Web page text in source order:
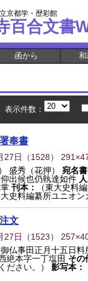
京都学・歴彩館
百合文書
函から 和
表示件数：
奉書
27日 （1528）
盛秀（花押） 宛名書
出候也仍執達如件
刊本：
（東大史料
大史料編纂所ユニオ
文
27日 （1523）
御仏事田正月十五日料
絶本字一丁塩田 その
ださい。）
影写本：